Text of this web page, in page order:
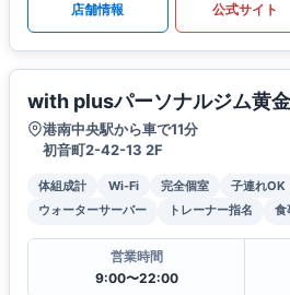
店舗情報 公式サイト
with plusパーソナルジム黄
港南中央駅から車で11分
初音町2-42-13 2F
体組成計 Wi-Fi 完全個室 子連れOK
ウォーターサーバー
トレーナー指名 食
営業時間
9:00〜22:00